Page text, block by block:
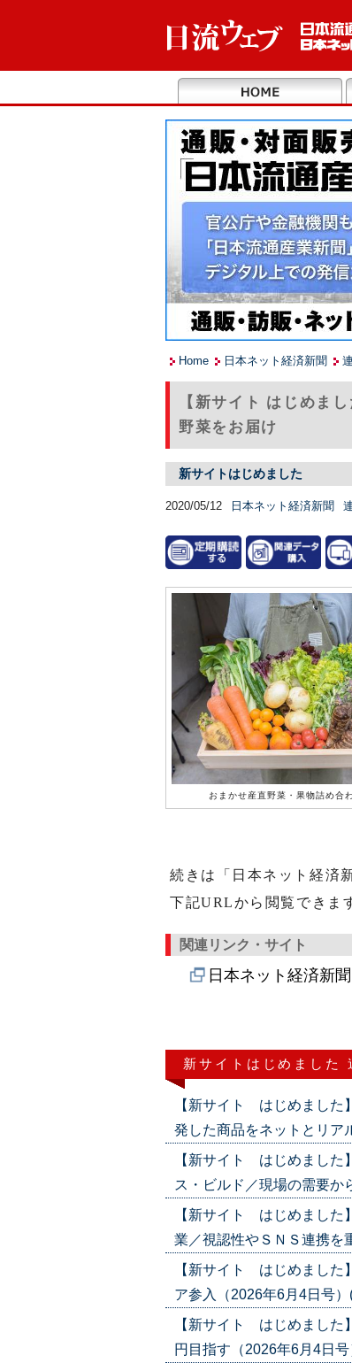
Home 日本ネット経済新聞
【新サイト はじめま
野菜をお届け
新サイトはじめました
2020/05/12 日本ネット経済新聞
おまかせ産直野菜・果物詰め合
続きは「日本ネット経済
下記URLから閲覧できま
関連リンク・サイト
日本ネット経済新
新サイトはじめました
【新サイト はじめまし
発した商品をネットとリア
【新サイト はじめまし
ス・ビルド／現場の需要か
【新サイト はじめまし
業／視認性やＳＮＳ連携を
【新サイト はじめまし
ア参入（2026年6月4日号
【新サイト はじめまし
円目指す（2026年6月4日